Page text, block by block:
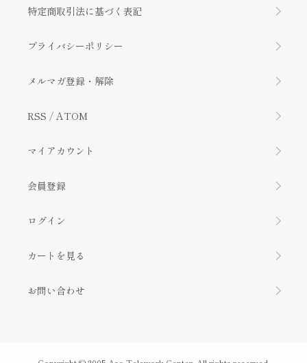
特定商取引法に基づく表記
プライバシーポリシー
メルマガ登録・解除
RSS / ATOM
マイアカウント
会員登録
ログイン
カートを見る
お問い合わせ